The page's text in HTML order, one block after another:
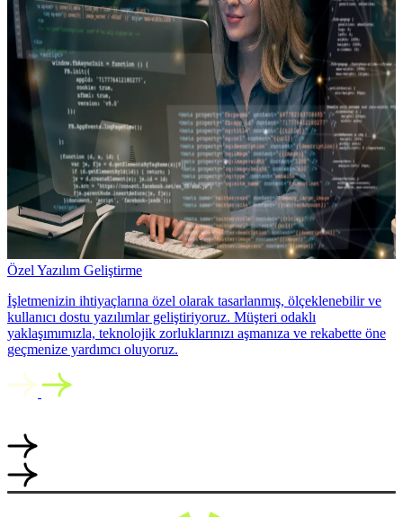
Özel Yazılım Geliştirme
İşletmenizin ihtiyaçlarına özel olarak tasarlanmış, ölçeklenebilir ve
kullanıcı dostu yazılımlar geliştiriyoruz. Müşteri odaklı
yaklaşımımızla, teknolojik zorluklarınızı aşmanıza ve rekabette öne
geçmenize yardımcı oluyoruz.